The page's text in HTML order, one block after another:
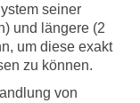
seiner
und längere (2
um diese exakt
zu können.
von